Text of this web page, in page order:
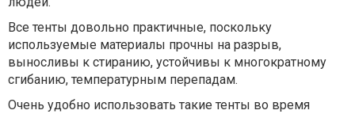
Все тенты довольно практичные, поскольку
используемые материалы прочны на разрыв,
выносливы к стиранию, устойчивы к многократному
сгибанию, температурным перепадам.
Очень удобно использовать такие тенты во время